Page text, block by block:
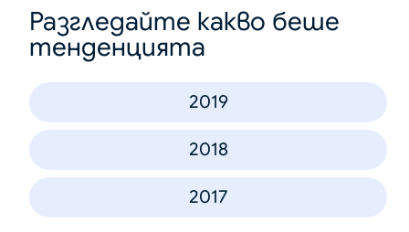
Разгледайте какво беше
тенденцията
2019
2018
2017